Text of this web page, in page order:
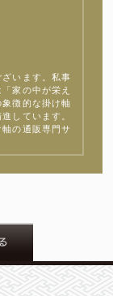
います。私事
家の中が栄え
徴的な掛け軸
しています。
の通販専門サ